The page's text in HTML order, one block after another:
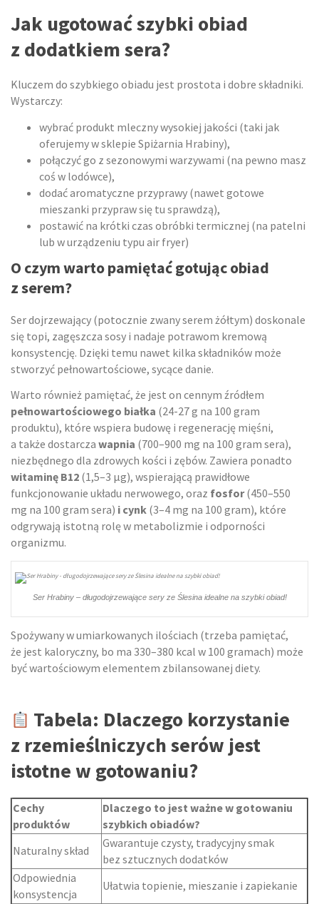
Jak ugotować szybki obiad
z dodatkiem sera?
Kluczem do szybkiego obiadu jest prostota i dobre składniki.
Wystarczy:
wybrać produkt mleczny wysokiej jakości (taki jak
oferujemy w sklepie Spiżarnia Hrabiny),
połączyć go z sezonowymi warzywami (na pewno masz
coś w lodówce),
dodać aromatyczne przyprawy (nawet gotowe
mieszanki przypraw się tu sprawdzą),
postawić na krótki czas obróbki termicznej (na patelni
lub w urządzeniu typu air fryer)
O czym warto pamiętać gotując obiad
z serem?
Ser dojrzewający (potocznie zwany serem żółtym) doskonale
się topi, zagęszcza sosy i nadaje potrawom kremową
konsystencję. Dzięki temu nawet kilka składników może
stworzyć pełnowartościowe, sycące danie.
Warto również pamiętać, że jest on cennym źródłem
pełnowartościowego białka (24-27 g na 100 gram
produktu), które wspiera budowę i regenerację mięśni,
a także dostarcza wapnia (700–900 mg na 100 gram sera),
niezbędnego dla zdrowych kości i zębów. Zawiera ponadto
witaminę B12 (1,5–3 µg), wspierającą prawidłowe
funkcjonowanie układu nerwowego, oraz fosfor(450–550
mg na 100 gram sera) i cynk (3–4 mg na 100 gram), które
odgrywają istotną rolę w metabolizmie i odporności
organizmu.
Ser Hrabiny – długodojrzewające sery ze Ślesina idealne na szybki obiad!
Spożywany w umiarkowanych ilościach (trzeba pamiętać,
że jest kaloryczny, bo ma 330–380 kcal w 100 gramach) może
być wartościowym elementem zbilansowanej diety.
Tabela: Dlaczego korzystanie
z rzemieślniczych serów jest
istotne w gotowaniu?
Cechy
produktów
Dlaczego to jest ważne w gotowaniu
szybkich obiadów?
Naturalny skład
Gwarantuje czysty, tradycyjny smak
bez sztucznych dodatków
Odpowiednia
konsystencja
Ułatwia topienie, mieszanie i zapiekanie